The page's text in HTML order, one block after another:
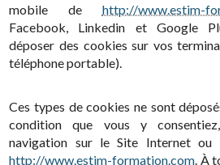
mobile de http://www.estim-
Facebook, Linkedin et Google
déposer des cookies sur vos
téléphone portable).
Ces types de cookies ne sont
condition que vous y
navigation sur le Site Internet ou
http://www.estim-formation.com . À